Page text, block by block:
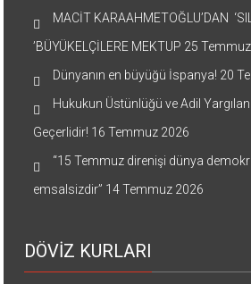
MACİT KARAAHMETOĞLU’DAN
’BÜYÜKELÇİLERE MEKTUP 25
Dünyanın en büyüğü İspanya! 20
Hukukun Üstünlüğü ve Adil
Geçerlidir! 16 Temmuz 2026
“15 Temmuz direnişi dünya
emsalsizdir” 14 Temmuz 2026
DÖVİZ KURLARI